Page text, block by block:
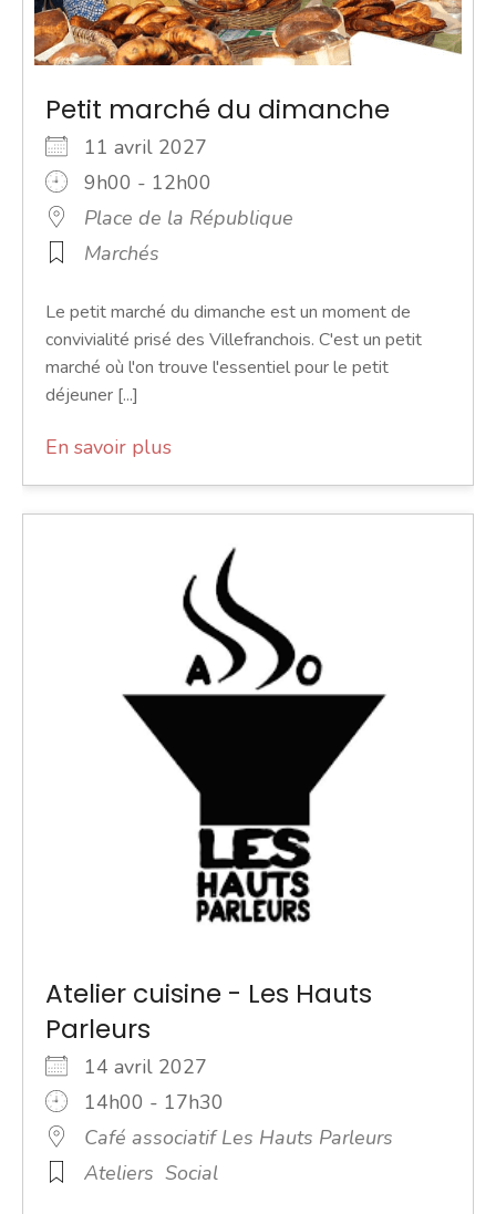
Petit marché du dimanche
11 avril 2027
9h00 - 12h00
Place de la République
Marchés
Le petit marché du dimanche est un moment de
convivialité prisé des Villefranchois. C'est un petit
marché où l'on trouve l'essentiel pour le petit
déjeuner [...]
En savoir plus
Atelier cuisine - Les Hauts
Parleurs
14 avril 2027
14h00 - 17h30
Café associatif Les Hauts Parleurs
Ateliers Social